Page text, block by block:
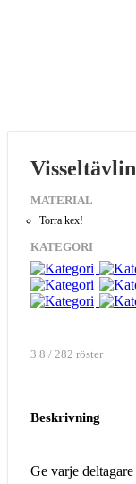
MATERIAL
Torra kex!
KATEGORI
3.8 / 282 röster
Beskrivning
Ge varje